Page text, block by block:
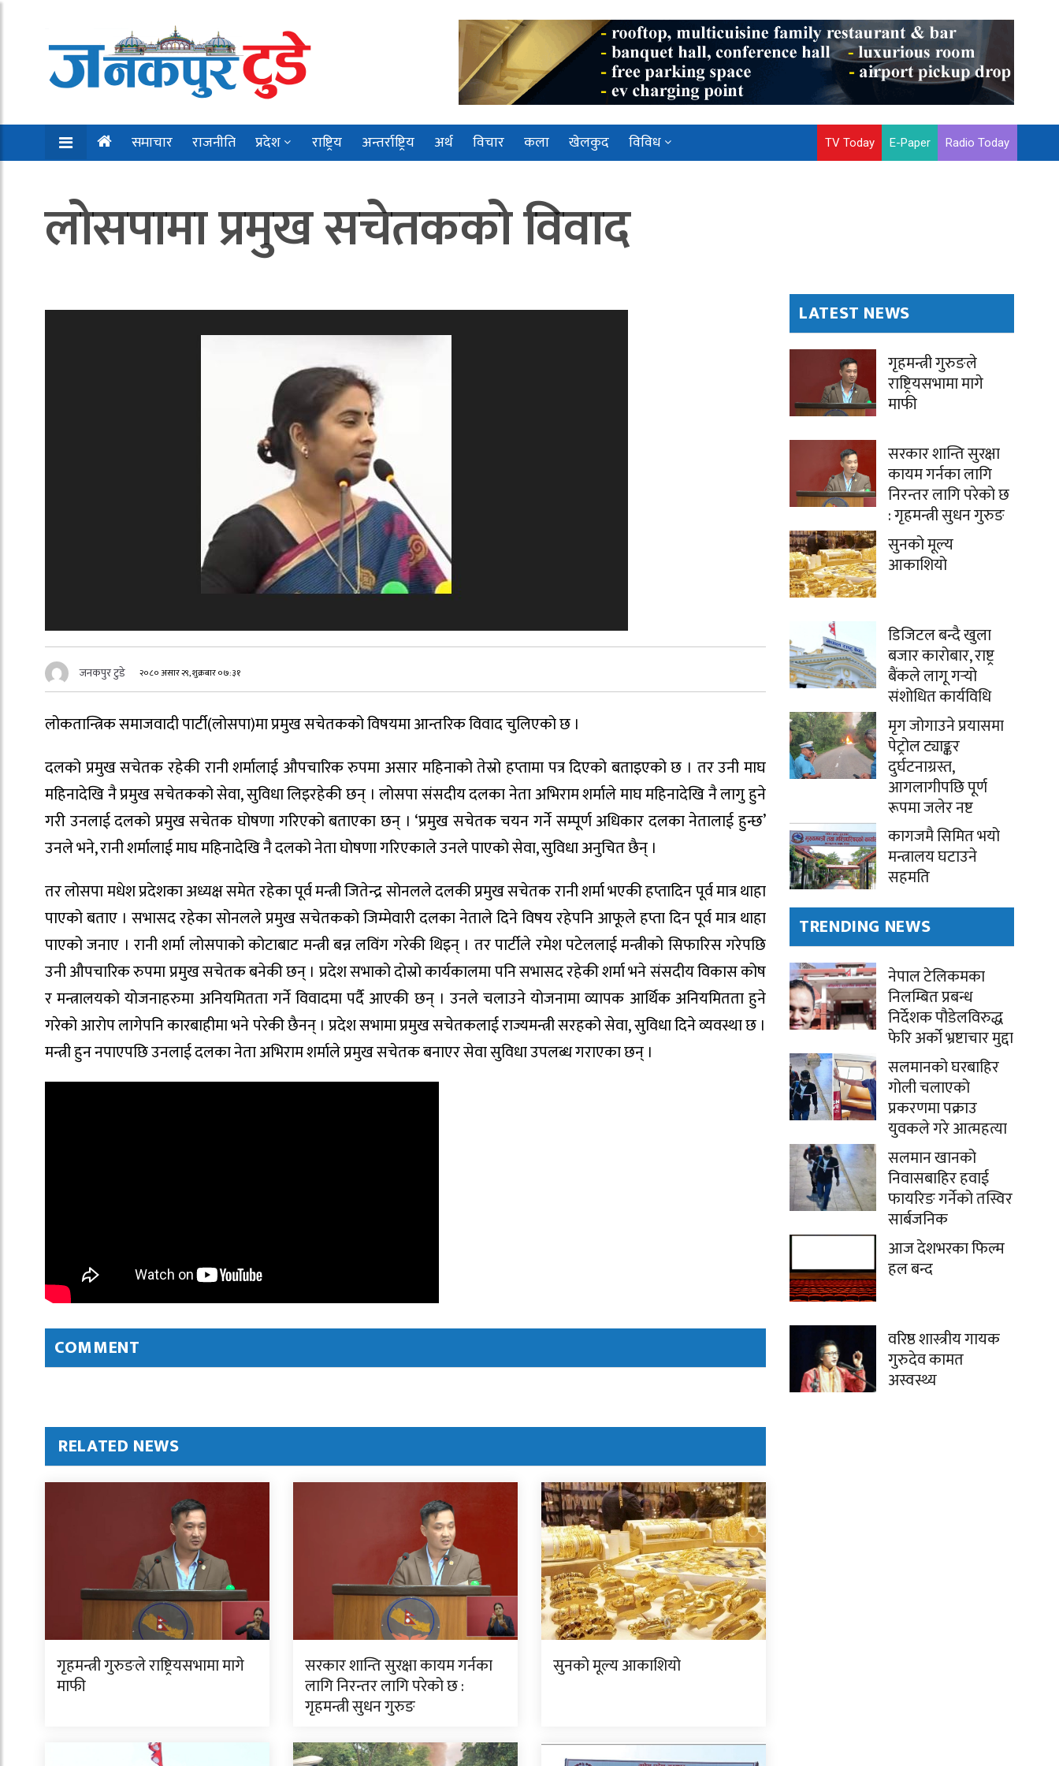
समाचार राजनीति प्रदेश राष्ट्रिय अन्तर्राष्ट्रिय अर्थ विचार कला खेलकुद विविध TV Today E-Paper Radio Today
लोसपामा प्रमुख सचेतकको विवाद
जनकपुर टुडे २०८० असार २९, शुक्रबार ०७:३१
लोकतान्त्रिक समाजवादी पार्टी(लोसपा)मा प्रमुख सचेतकको विषयमा आन्तरिक विवाद चुलिएको छ ।
दलको प्रमुख सचेतक रहेकी रानी शर्मालाई औपचारिक रुपमा असार महिनाको तेस्रो हप्तामा पत्र दिएको बताइएको छ । तर उनी माघ
महिनादेखि नै प्रमुख सचेतकको सेवा, सुविधा लिइरहेकी छन् । लोसपा संसदीय दलका नेता अभिराम शर्माले माघ महिनादेखि नै लागु हुने
गरी उनलाई दलको प्रमुख सचेतक घोषणा गरिएको बताएका छन् । ‘प्रमुख सचेतक चयन गर्ने सम्पूर्ण अधिकार दलका नेतालाई हुन्छ’
उनले भने, रानी शर्मालाई माघ महिनादेखि नै दलको नेता घोषणा गरिएकाले उनले पाएको सेवा, सुविधा अनुचित छैन् ।
तर लोसपा मधेश प्रदेशका अध्यक्ष समेत रहेका पूर्व मन्त्री जितेन्द्र सोनलले दलकी प्रमुख सचेतक रानी शर्मा भएकी हप्तादिन पूर्व मात्र थाहा
पाएको बताए । सभासद रहेका सोनलले प्रमुख सचेतकको जिम्मेवारी दलका नेताले दिने विषय रहेपनि आफूले हप्ता दिन पूर्व मात्र थाहा
पाएको जनाए । रानी शर्मा लोसपाको कोटाबाट मन्त्री बन्न लविंग गरेकी थिइन् । तर पार्टीले रमेश पटेललाई मन्त्रीको सिफारिस गरेपछि
उनी औपचारिक रुपमा प्रमुख सचेतक बनेकी छन् । प्रदेश सभाको दोस्रो कार्यकालमा पनि सभासद रहेकी शर्मा भने संसदीय विकास कोष
र मन्त्रालयको योजनाहरुमा अनियमितता गर्ने विवादमा पर्दै आएकी छन् । उनले चलाउने योजनामा व्यापक आर्थिक अनियमितता हुने
गरेको आरोप लागेपनि कारबाहीमा भने परेकी छैनन् । प्रदेश सभामा प्रमुख सचेतकलाई राज्यमन्त्री सरहको सेवा, सुविधा दिने व्यवस्था छ ।
मन्त्री हुन नपाएपछि उनलाई दलका नेता अभिराम शर्माले प्रमुख सचेतक बनाएर सेवा सुविधा उपलब्ध गराएका छन् ।
COMMENT
RELATED NEWS
गृहमन्त्री गुरुङले राष्ट्रियसभामा मागे
माफी
सरकार शान्ति सुरक्षा कायम गर्नका
लागि निरन्तर लागि परेको छ :
गृहमन्त्री सुधन गुरुङ
सुनको मूल्य आकाशियो
LATEST NEWS
गृहमन्त्री गुरुङले
राष्ट्रियसभामा मागे
माफी
सरकार शान्ति सुरक्षा
कायम गर्नका लागि
निरन्तर लागि परेको छ
: गृहमन्त्री सुधन गुरुङ
सुनको मूल्य
आकाशियो
डिजिटल बन्दै खुला
बजार कारोबार, राष्ट्र
बैंकले लागू गर्‍यो
संशोधित कार्यविधि
मृग जोगाउने प्रयासमा
पेट्रोल ट्याङ्कर
दुर्घटनाग्रस्त,
आगलागीपछि पूर्ण
रूपमा जलेर नष्ट
कागजमै सिमित भयो
मन्त्रालय घटाउने
सहमति
TRENDING NEWS
नेपाल टेलिकमका
निलम्बित प्रबन्ध
निर्देशक पौडेलविरुद्ध
फेरि अर्को भ्रष्टाचार मुद्दा
सलमानको घरबाहिर
गोली चलाएको
प्रकरणमा पक्राउ
युवकले गरे आत्महत्या
सलमान खानको
निवासबाहिर हवाई
फायरिङ गर्नेको तस्विर
सार्बजनिक
आज देशभरका फिल्म
हल बन्द
वरिष्ठ शास्त्रीय गायक
गुरुदेव कामत
अस्वस्थ्य